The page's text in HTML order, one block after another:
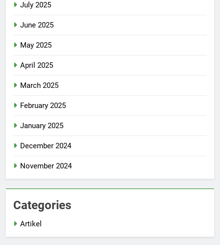
July 2025
June 2025
May 2025
April 2025
March 2025
February 2025
January 2025
December 2024
November 2024
Categories
Artikel